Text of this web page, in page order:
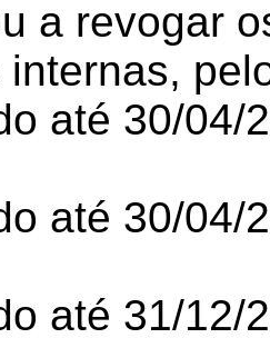
a revogar
internas,
até 30/04/
até 30/04/
até 31/12/